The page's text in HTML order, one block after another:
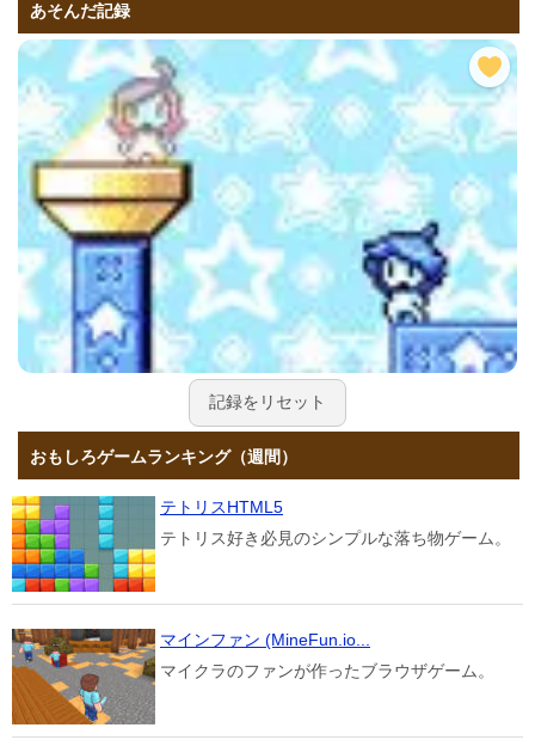
あそんだ記録
記録をリセット
おもしろゲームランキング（週間）
テトリスHTML5
テトリス好き必見のシンプルな落ち物ゲーム。
マインファン (MineFun.io...
マイクラのファンが作ったブラウザゲーム。